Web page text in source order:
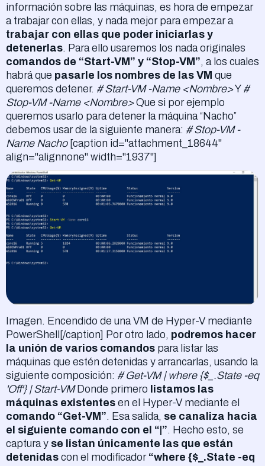
información sobre las máquinas, es hora de empezar
a trabajar con ellas, y nada mejor para empezar a
trabajar con ellas que poder iniciarlas y
detenerlas. Para ello usaremos los nada originales
comandos de “Start-VM” y “Stop-VM”, a los cuales
habrá que pasarle los nombres de las VM que
queremos detener. # Start-VM -Name <Nombre>Y #
Stop-VM -Name <Nombre>Que si por ejemplo
queremos usarlo para detener la máquina “Nacho”
debemos usar de la siguiente manera: # Stop-VM -
Name Nacho[caption id="attachment_18644"
align="alignnone" width="1937"]
Imagen. Encendido de una VM de Hyper-V mediante
PowerShell[/caption] Por otro lado, podremos hacer
la unión de varios comandos para listar las
máquinas que estén detenidas y arrancarlas, usando la
siguiente composición: # Get-VM | where {$_.State -eq
'Off'} | Start-VMDonde primero listamos las
máquinas existentes en el Hyper-V mediante el
comando “Get-VM”. Esa salida, se canaliza hacia
el siguiente comando con el “|”. Hecho esto, se
captura y se listan únicamente las que están
detenidas con el modificador “where {$_.State -eq